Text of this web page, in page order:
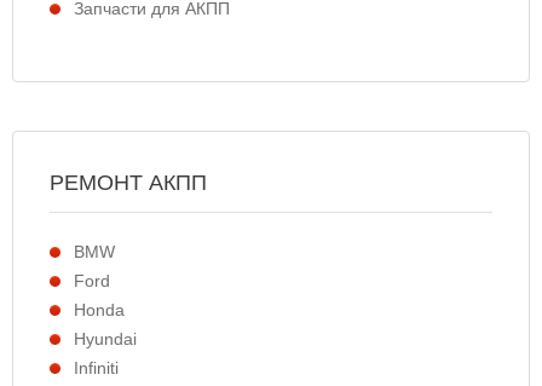
Запчасти для АКПП
РЕМОНТ АКПП
BMW
Ford
Honda
Hyundai
Infiniti